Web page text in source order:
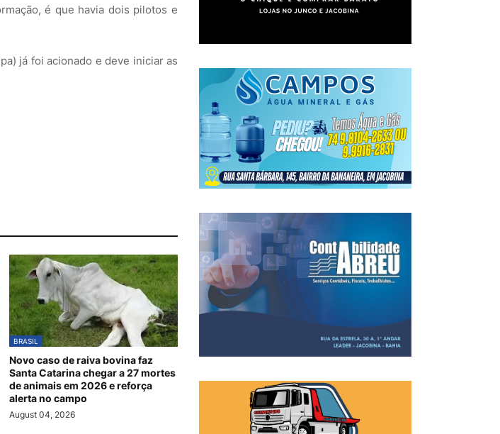
é que havia dois pilotos e
já foi acionado e deve iniciar as
BRASIL
Novo caso de raiva bovina faz
Santa Catarina chegar a 27 mortes
de animais em 2026 e reforça
alerta no campo
August 04, 2026